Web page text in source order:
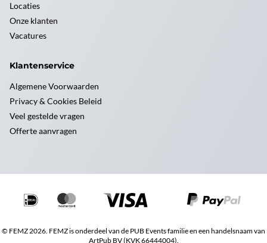
Locaties
Onze klanten
Vacatures
Klantenservice
Algemene Voorwaarden
Privacy & Cookies Beleid
Veel gestelde vragen
Offerte aanvragen
© FEMZ 2026. FEMZ is onderdeel van de PUB Events familie en een handelsnaam van
ArtPub BV (KVK 66444004).